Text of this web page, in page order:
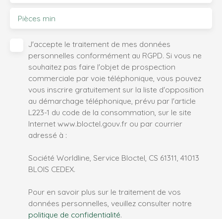
Pièces min
J'accepte le traitement de mes données
personnelles conformément au RGPD. Si vous ne
souhaitez pas faire l'objet de prospection
commerciale par voie téléphonique, vous pouvez
vous inscrire gratuitement sur la liste d'opposition
au démarchage téléphonique, prévu par l'article
L223-1 du code de la consommation, sur le site
Internet www.bloctel.gouv.fr ou par courrier
adressé à :
Société Worldline, Service Bloctel, CS 61311, 41013
BLOIS CEDEX.
Pour en savoir plus sur le traitement de vos
données personnelles, veuillez consulter notre
politique de confidentialité.